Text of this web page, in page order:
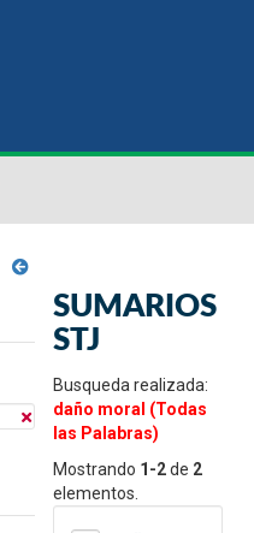
SUMARIOS
STJ
Busqueda realizada:
daño moral (Todas
las Palabras)
Mostrando 1-2de 2
elementos.